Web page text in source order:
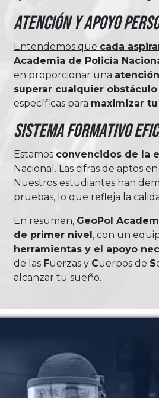
Atención y Apoyo
Entendemos que cada
Academia de Policía
en proporcionar una
superar cualquier obstáculo
específicas para maximizar
Sistema Formativo
Estamos convencidos de la
Nacional. Las cifras de aptos
Nuestros estudiantes han
pruebas, lo que refleja la
En resumen, GeoPol
de primer nivel, con un
herramientas y el apoyo
de las
Fuerzasy Cuerposde
alcanzar tu sueño.